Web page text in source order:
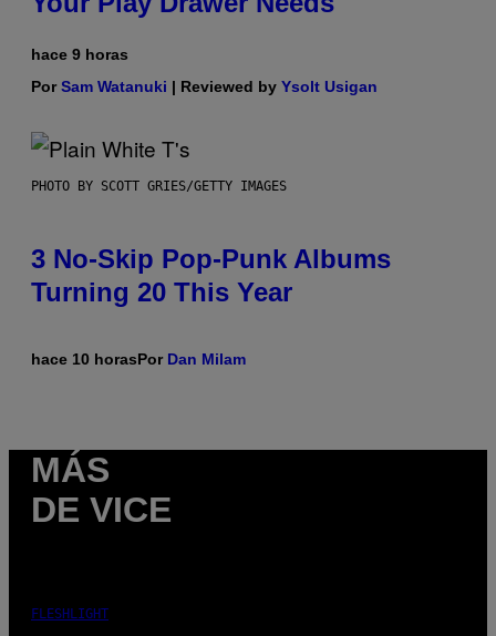
hace 9 horas
PorSam Watanuki | Reviewed by Ysolt Usigan
PHOTO BY SCOTT GRIES/GETTY IMAGES
3 No-Skip Pop-Punk Albums
Turning 20 This Year
hace 10 horasPor Dan Milam
MÁS
DE VICE
FLESHLIGHT